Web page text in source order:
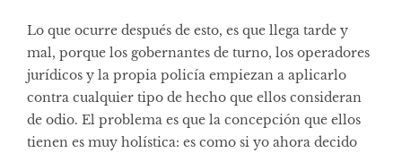
Lo que ocurre después de esto, es que llega tarde y
mal, porque los gobernantes de turno, los operadores
jurídicos y la propia policía empiezan a aplicarlo
contra cualquier tipo de hecho que ellos consideran
de odio. El problema es que la concepción que ellos
tienen es muy holística: es como si yo ahora decido